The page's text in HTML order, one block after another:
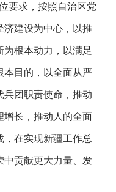
要求，按照自治区党
济建设为中心，以推
根本动力，以满足
本目的，以全面从严
兵团职责使命，推动
增长，推动人的全面
，在实现新疆工作总
中贡献更大力量、发